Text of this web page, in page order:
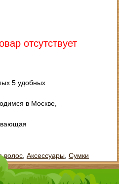
отсутствует
5 удобных
в Москве,
волос, Аксессуары, Сумки